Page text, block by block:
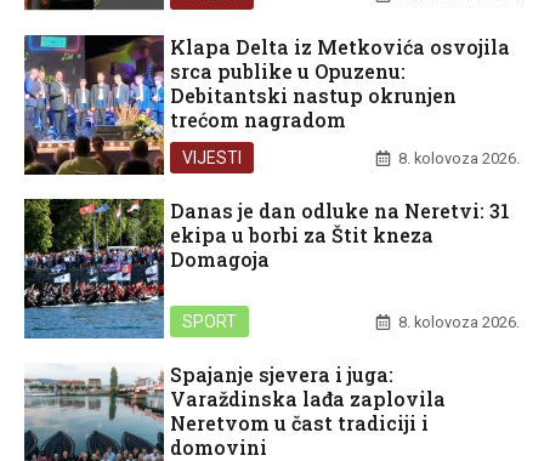
Klapa Delta iz Metkovića osvojila
srca publike u Opuzenu:
Debitantski nastup okrunjen
trećom nagradom
VIJESTI 8. kolovoza 2026.
Danas je dan odluke na Neretvi: 31
ekipa u borbi za Štit kneza
Domagoja
SPORT 8. kolovoza 2026.
Spajanje sjevera i juga:
Varaždinska lađa zaplovila
Neretvom u čast tradiciji i
domovini